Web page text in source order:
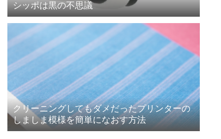
シッポは黒の不思議
クリーニングしてもダメだったプリンターの
しましま模様を簡単になおす方法